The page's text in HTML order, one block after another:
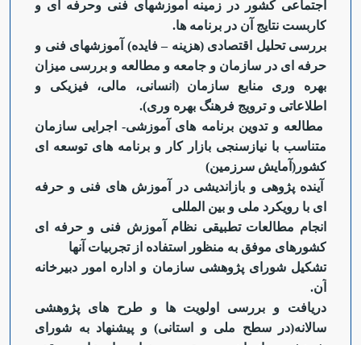
اجتماعی کشور در زمینه آموزش‏های فنی وحرفه ای و
کاربست نتایج آن در برنامه ها.
بررسی تحلیل اقتصادی (هزینه–فایده) آموزش‏های فنی و
حرفه ای در سازمان و جامعه و مطالعه و بررسی میزان
بهره وری منابع سازمان (انسانی، مالی، فیزیکی و
اطلاعاتی و ترویج فرهنگ بهره وری).
مطالعه و تدوین برنامه های آموزشی- اجرایی سازمان
متناسب با نیازسنجی بازار کار و برنامه های توسعه ای
کشور(آمایش سرزمین)
آینده پژوهی و بازاندیشی در آموزش های فنی و حرفه
ای با رویکرد ملی و بین المللی
انجام مطالعات تطبیقی نظام آموزش فنی و حرفه ای
کشورهای موفق به منظور استفاده از تجربیات آنها
تشکیل شورای پژوهشی سازمان و اداره امور دبیرخانه
آن.
دریافت و بررسی اولویت ها و طرح های پژوهشی
سالانه(در سطح ملی و استانی) و پیشنهاد به شورای